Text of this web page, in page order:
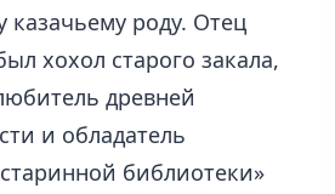
казачьему роду. Отец
хохол старого закала,
древней
и обладатель
библиотеки»